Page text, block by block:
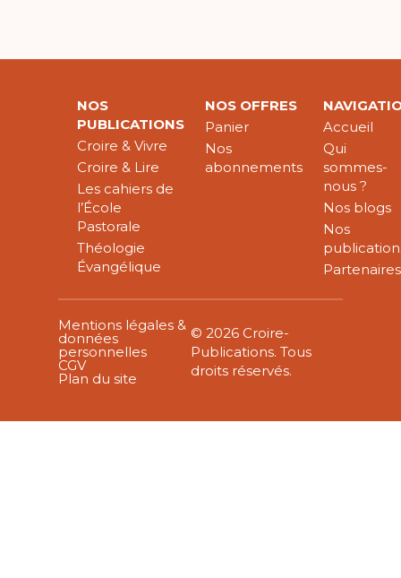
NOS
PUBLICATIONS
Croire & Vivre
Croire & Lire
Les cahiers de
l’École
Pastorale
Théologie
Évangélique
NOS OFFRES
Panier
Nos
abonnements
Accueil
Qui
sommes-
nous ?
Nos blogs
Nos
Partenaires
Mentions légales &
données
personnelles
CGV
Plan du site
© 2026 Croire-
Publications. Tous
droits réservés.